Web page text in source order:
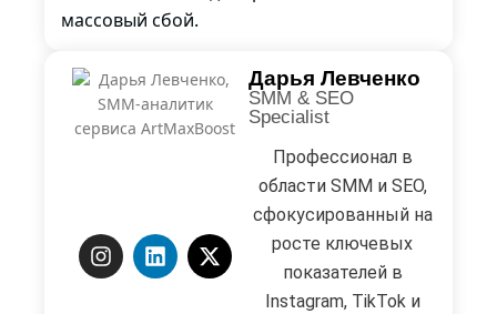
массовый сбой.
Дарья Левченко
SMM & SEO
Specialist
Профессионал в
области SMM и SEO,
сфокусированный на
росте ключевых
показателей в
Instagram, TikTok и